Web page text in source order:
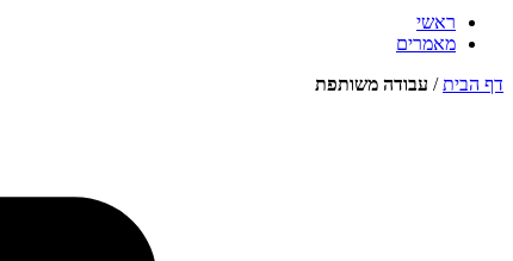
ראשי
מאמרים
דף הבית/ עבודה משותפת